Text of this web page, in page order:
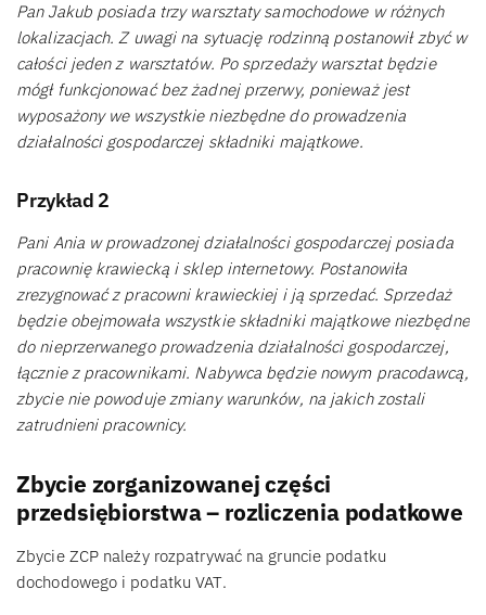
Pan Jakub posiada trzy warsztaty samochodowe w różnych
lokalizacjach. Z uwagi na sytuację rodzinną postanowił zbyć w
całości jeden z warsztatów. Po sprzedaży warsztat będzie
mógł funkcjonować bez żadnej przerwy, ponieważ jest
wyposażony we wszystkie niezbędne do prowadzenia
działalności gospodarczej składniki majątkowe.
Przykład 2
Pani Ania w prowadzonej działalności gospodarczej posiada
pracownię krawiecką i sklep internetowy. Postanowiła
zrezygnować z pracowni krawieckiej i ją sprzedać. Sprzedaż
będzie obejmowała wszystkie składniki majątkowe niezbędne
do nieprzerwanego prowadzenia działalności gospodarczej,
łącznie z pracownikami. Nabywca będzie nowym pracodawcą,
zbycie nie powoduje zmiany warunków, na jakich zostali
zatrudnieni pracownicy.
Zbycie zorganizowanej części
przedsiębiorstwa – rozliczenia podatkowe
Zbycie ZCP należy rozpatrywać na gruncie podatku
dochodowego i podatku VAT.